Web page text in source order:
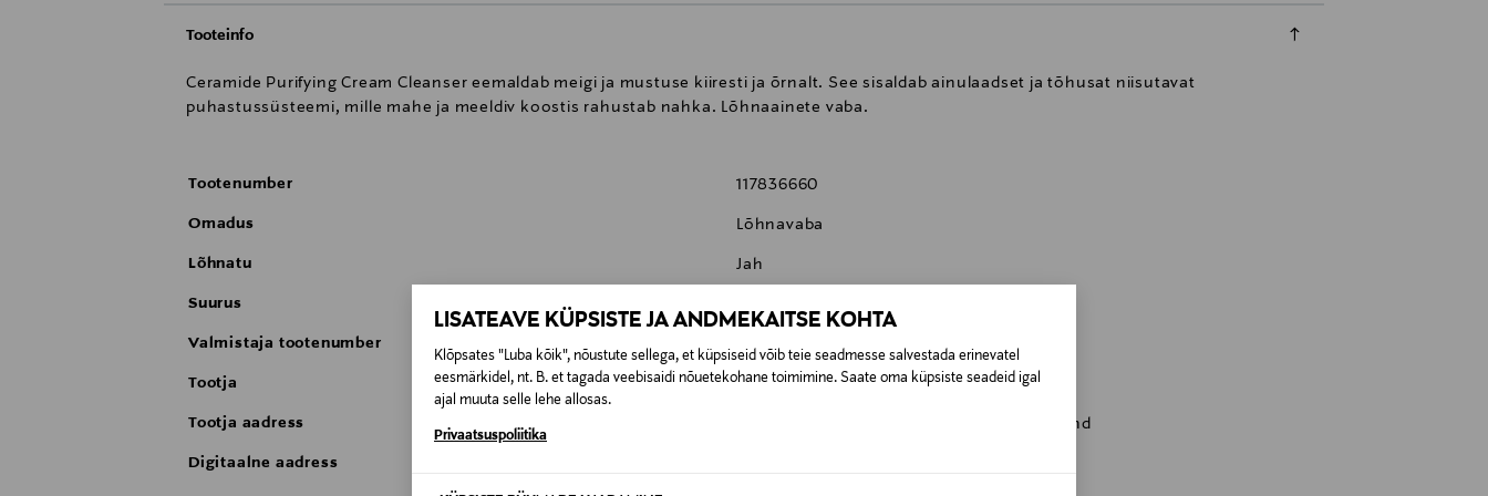
LISATEAVE KÜPSISTE JA ANDMEKAITSE KOHTA
Klõpsates "Luba kõik", nõustute sellega, et küpsiseid võib teie seadmesse salvestada erinevatel
eesmärkidel, nt. B. et tagada veebisaidi nõuetekohane toimimine. Saate oma küpsiste seadeid igal
ajal muuta selle lehe allosas.
Privaatsuspoliitika
Tooteinfo
Ceramide Purifying Cream Cleanser eemaldab meigi ja mustuse kiiresti ja õrnalt. See sisaldab ainulaadset ja tõhusat niisutavat
puhastussüsteemi, mille mahe ja meeldiv koostis rahustab nahka. Lõhnaainete vaba.
Tootenumber 117836660
Omadus Lõhnavaba
Lõhnatu Jah
Suurus
Valmistaja tootenumber 85805304508
Tootja Saether Oy
Tootja aadress Porkkalankatu 20C, 00180, Helsinki, Finland
Digitaalne aadress